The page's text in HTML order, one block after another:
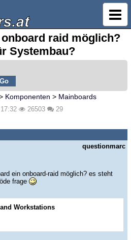
raid möglich?
Systembau?
Komponenten > Mainboards
26503 29
questionmarc
ein onboard-raid möglich? es steht
frage
Workstations